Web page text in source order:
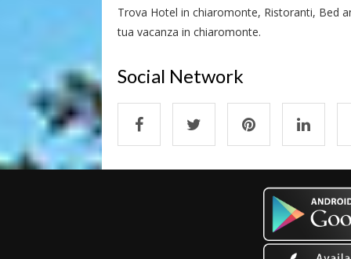
Trova Hotel in chiaromonte, Ristoranti, Bed
tua vacanza in chiaromonte.
Social Network